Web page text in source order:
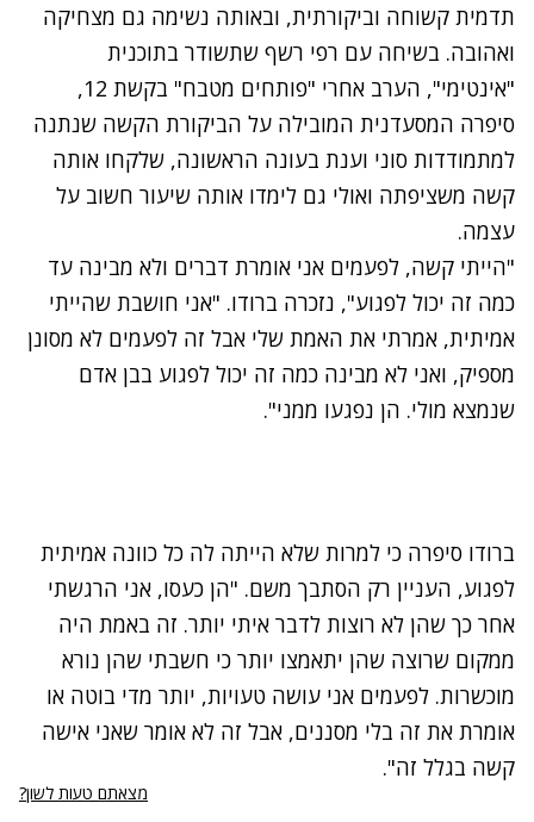
תדמית קשוחה וביקורתית, ובאותה נשימה גם מצחיקה
ואהובה. בשיחה עם רפי רשף שתשודר בתוכנית
"אינטימי", הערב אחרי "פותחים מטבח" בקשת 12,
סיפרה המסעדנית המובילה על הביקורת הקשה שנתנה
למתמודדות סוני וענת בעונה הראשונה, שלקחו אותה
קשה משציפתה ואולי גם לימדו אותה שיעור חשוב על
עצמה.
"הייתי קשה, לפעמים אני אומרת דברים ולא מבינה עד
כמה זה יכול לפגוע", נזכרה ברודו. "אני חושבת שהייתי
אמיתית, אמרתי את האמת שלי אבל זה לפעמים לא מסונן
מספיק, ואני לא מבינה כמה זה יכול לפגוע בבן אדם
שנמצא מולי. הן נפגעו ממני".
ברודו סיפרה כי למרות שלא הייתה לה כל כוונה אמיתית
לפגוע, העניין רק הסתבך משם. "הן כעסו, אני הרגשתי
אחר כך שהן לא רוצות לדבר איתי יותר. זה באמת היה
ממקום שרוצה שהן יתאמצו יותר כי חשבתי שהן נורא
מוכשרות. לפעמים אני עושה טעויות, יותר מדי בוטה או
אומרת את זה בלי מסננים, אבל זה לא אומר שאני אישה
קשה בגלל זה".
מצאתם טעות לשון?